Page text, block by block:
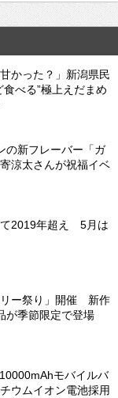
かった？」新潟県民
べる”極上えだまめ
の新フレーバー「ガ
涼太さんが祝福イベ
て2019年超え 5月は
リー祭り」開催 新作
が季節限定で登場
モバイルバ
ウムイオン電池採用